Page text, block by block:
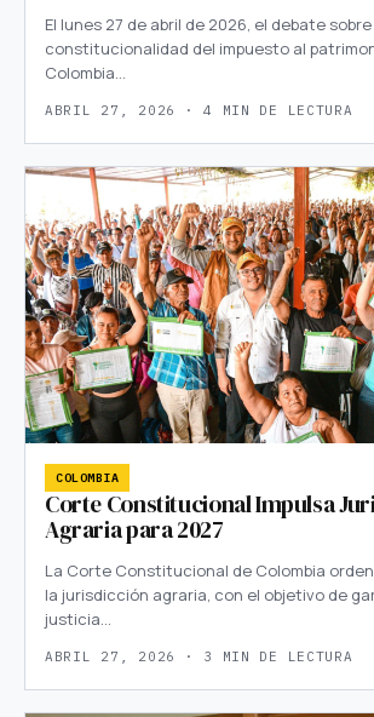
El lunes 27 de abril de 2026, el debate sobre
constitucionalidad del impuesto al
Colombia…
ABRIL 27, 2026 · 4 MIN DE LECTURA
COLOMBIA
Corte Constitucional Impulsa
Agraria para 2027
La Corte Constitucional de Colombia
la jurisdicción agraria, con el objetivo de
justicia…
ABRIL 27, 2026 · 3 MIN DE LECTURA